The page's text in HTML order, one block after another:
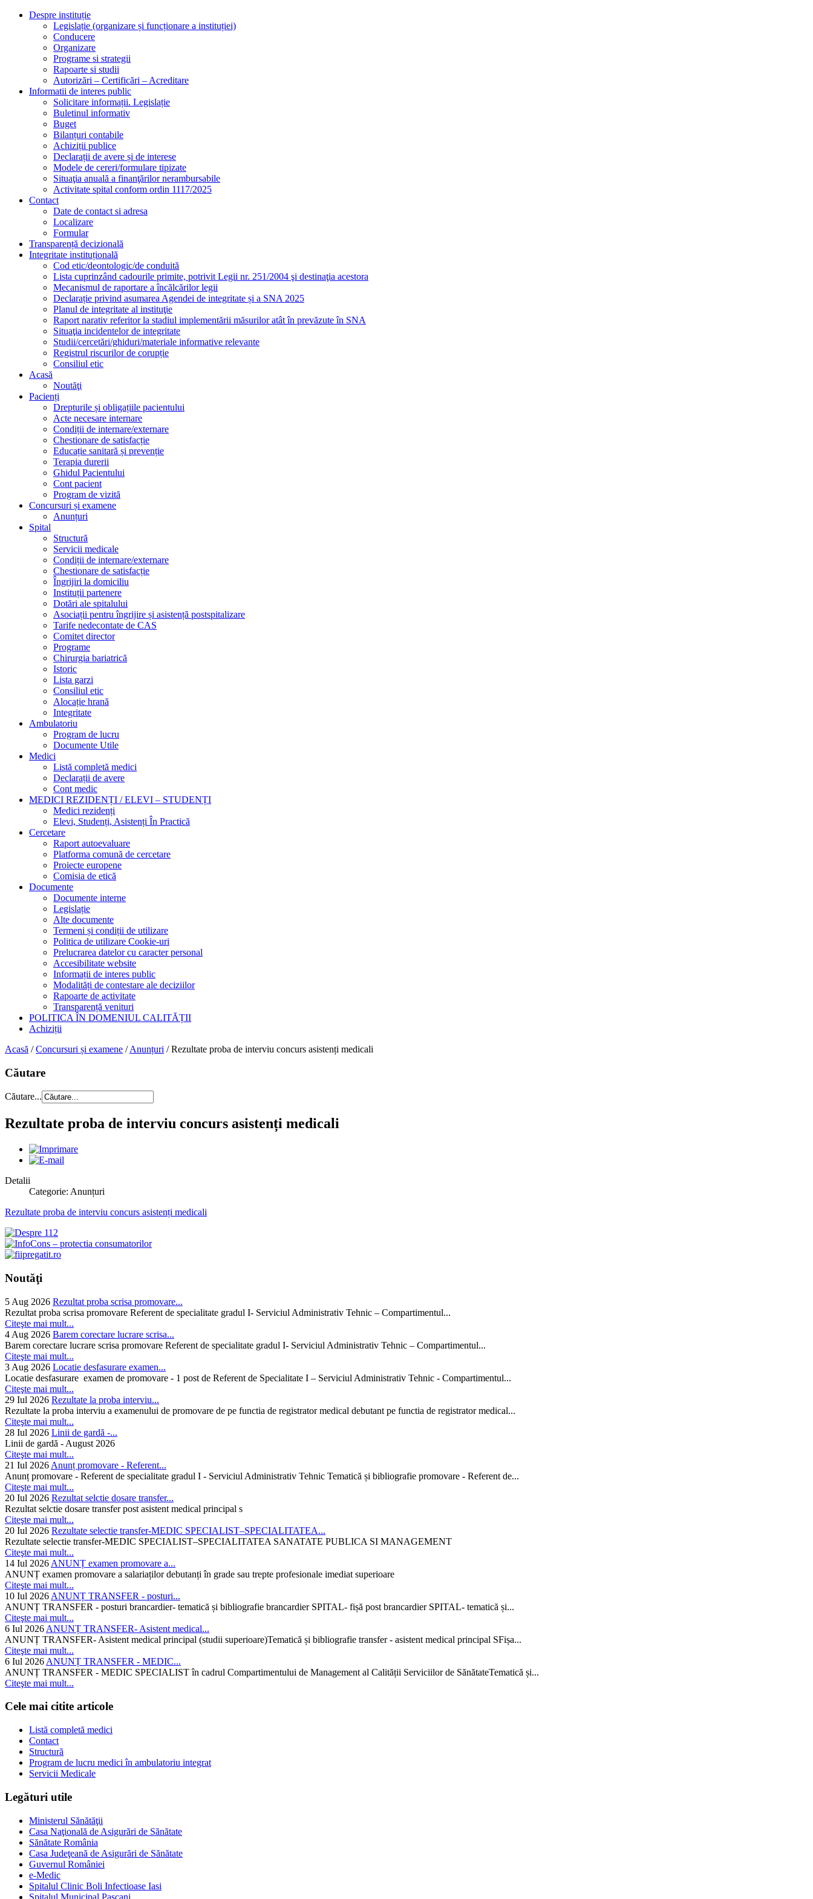
Despre instituție
Legislație (organizare și funcționare a instituției)
Conducere
Organizare
Programe si strategii
Rapoarte si studii
Autorizări – Certificări – Acreditare
Informatii de interes public
Solicitare informații. Legislație
Buletinul informativ
Buget
Bilanțuri contabile
Achiziții publice
Declarații de avere și de interese
Modele de cereri/formulare tipizate
Situaţia anuală a finanţărilor nerambursabile
Activitate spital conform ordin 1117/2025
Contact
Date de contact si adresa
Localizare
Formular
Transparență decizională
Integritate instituțională
Cod etic/deontologic/de conduită
Lista cuprinzând cadourile primite, potrivit Legii nr. 251/2004 şi destinaţia acestora
Mecanismul de raportare a încălcărilor legii
Declarație privind asumarea Agendei de integritate și a SNA 2025
Planul de integritate al instituţie
Raport narativ referitor la stadiul implementării măsurilor atât în prevăzute în SNA
Situaţia incidentelor de integritate
Studii/cercetări/ghiduri/materiale informative relevante
Registrul riscurilor de corupție
Consiliul etic
Acasă
Noutăţi
Pacienți
Drepturile și obligațiile pacientului
Acte necesare internare
Condiții de internare/externare
Chestionare de satisfacție
Educație sanitară și prevenție
Terapia durerii
Ghidul Pacientului
Cont pacient
Program de vizită
Concursuri și examene
Anunțuri
Spital
Structură
Servicii medicale
Condiții de internare/externare
Chestionare de satisfacție
Îngrijiri la domiciliu
Instituții partenere
Dotări ale spitalului
Asociații pentru îngrijire și asistență postspitalizare
Tarife nedecontate de CAS
Comitet director
Programe
Chirurgia bariatrică
Istoric
Lista garzi
Consiliul etic
Alocație hrană
Integritate
Ambulatoriu
Program de lucru
Documente Utile
Medici
Listă completă medici
Declarații de avere
Cont medic
MEDICI REZIDENȚI / ELEVI – STUDENȚI
Medici rezidenți
Elevi, Studenți, Asistenți În Practică
Cercetare
Raport autoevaluare
Platforma comună de cercetare
Proiecte europene
Comisia de etică
Documente
Documente interne
Legislație
Alte documente
Termeni și condiții de utilizare
Politica de utilizare Cookie-uri
Prelucrarea datelor cu caracter personal
Accesibilitate website
Informații de interes public
Modalități de contestare ale deciziilor
Rapoarte de activitate
Transparență venituri
POLITICA ÎN DOMENIUL CALITĂȚII
Achiziții
Acasă /Concursuri și examene /Anunțuri /Rezultate proba de interviu concurs asistenți medicali
Căutare
Căutare...
Rezultate proba de interviu concurs asistenți medicali
Detalii
Categorie: Anunțuri
Rezultate proba de interviu concurs asistenți medicali
Noutăţi
5 Aug 2026 Rezultat proba scrisa promovare...
Rezultat proba scrisa promovare Referent de specialitate gradul I- Serviciul Administrativ Tehnic – Compartimentul...
Citeşte mai mult...
4 Aug 2026 Barem corectare lucrare scrisa...
Barem corectare lucrare scrisa promovare Referent de specialitate gradul I- Serviciul Administrativ Tehnic – Compartimentul...
Citeşte mai mult...
3 Aug 2026 Locatie desfasurare examen...
Locatie desfasurare examen de promovare - 1 post de Referent de Specialitate I – Serviciul Administrativ Tehnic - Compartimentul...
Citeşte mai mult...
29 Iul 2026 Rezultate la proba interviu...
Rezultate la proba interviu a examenului de promovare de pe functia de registrator medical debutant pe functia de registrator medical...
Citeşte mai mult...
28 Iul 2026 Linii de gardă -...
Linii de gardă - August 2026
Citeşte mai mult...
21 Iul 2026 Anunț promovare - Referent...
Anunț promovare - Referent de specialitate gradul I - Serviciul Administrativ Tehnic Tematică și bibliografie promovare - Referent de...
Citeşte mai mult...
20 Iul 2026 Rezultat selctie dosare transfer...
Rezultat selctie dosare transfer post asistent medical principal s
Citeşte mai mult...
20 Iul 2026 Rezultate selectie transfer-MEDIC SPECIALIST–SPECIALITATEA...
Rezultate selectie transfer-MEDIC SPECIALIST–SPECIALITATEA SANATATE PUBLICA SI MANAGEMENT
Citeşte mai mult...
14 Iul 2026 ANUNȚ examen promovare a...
ANUNȚ examen promovare a salariaților debutanți în grade sau trepte profesionale imediat superioare
Citeşte mai mult...
10 Iul 2026 ANUNȚ TRANSFER - posturi...
ANUNȚ TRANSFER - posturi brancardier- tematică și bibliografie brancardier SPITAL- fișă post brancardier SPITAL- tematică și...
Citeşte mai mult...
6 Iul 2026 ANUNȚ TRANSFER- Asistent medical...
ANUNȚ TRANSFER- Asistent medical principal (studii superioare)Tematică și bibliografie transfer - asistent medical principal SFișa...
Citeşte mai mult...
6 Iul 2026 ANUNȚ TRANSFER - MEDIC...
ANUNȚ TRANSFER - MEDIC SPECIALIST în cadrul Compartimentului de Management al Calității Serviciilor de SănătateTematică și...
Citeşte mai mult...
Cele mai citite articole
Listă completă medici
Contact
Structură
Program de lucru medici în ambulatoriu integrat
Servicii Medicale
Legături utile
Ministerul Sănătăţii
Casa Naţională de Asigurări de Sănătate
Sănătate România
Casa Judeţeană de Asigurări de Sănătate
Guvernul României
e-Medic
Spitalul Clinic Boli Infectioase Iasi
Spitalul Municipal Pascani